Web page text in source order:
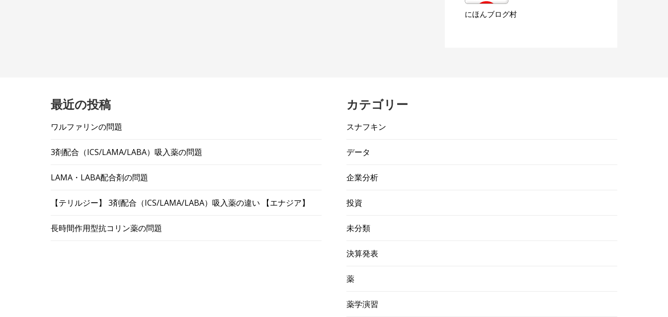
にほんブログ村
最近の投稿
ワルファリンの問題
3剤配合（ICS/LAMA/LABA）吸入薬の問題
LAMA・LABA配合剤の問題
【テリルジー】 3剤配合（ICS/LAMA/LABA）吸入薬の違い 【エナジア】
長時間作用型抗コリン薬の問題
カテゴリー
スナフキン
データ
企業分析
投資
未分類
決算発表
薬
薬学演習